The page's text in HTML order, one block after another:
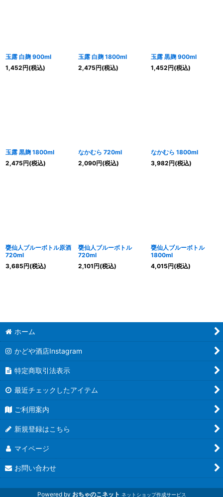
玉露 白麹 900ml
1,452円(税込)
玉露 白麹 1800ml
2,475円(税込)
玉露 黒麹 900ml
1,452円(税込)
玉露 黒麹 1800ml
2,475円(税込)
なかむら 720ml
2,090円(税込)
なかむら 1800ml
3,982円(税込)
甕仙人ブルーボトル原酒
720ml
3,685円(税込)
甕仙人ブルーボトル
720ml
2,101円(税込)
甕仙人ブルーボトル
1800ml
4,015円(税込)
ホーム
かどや酒店Instagram
特定商取引法表示
最近チェックしたアイテム
ご利用案内
新規登録はこちら
マイページ
お問い合わせ
Powered by おちゃのこネット ネットショップ作成サービス